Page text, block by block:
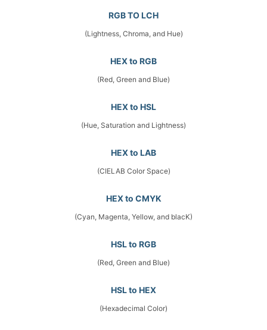
RGB TO LCH
(Lightness, Chroma, and Hue)
HEX to RGB
(Red, Green and Blue)
HEX to HSL
(Hue, Saturation and Lightness)
HEX to LAB
(CIELAB Color Space)
HEX to CMYK
(Cyan, Magenta, Yellow, and blacK)
HSL to RGB
(Red, Green and Blue)
HSL to HEX
(Hexadecimal Color)